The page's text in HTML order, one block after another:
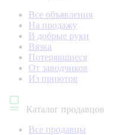
Все объявления
На продажу
В добрые руки
Вязка
Потерявшиеся
От заводчиков
Из приютов
Каталог продавцов
Все продавцы